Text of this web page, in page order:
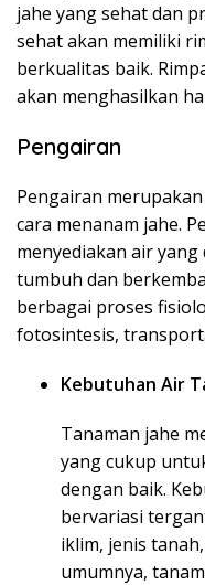
jahe yang sehat dan
sehat akan memiliki
berkualitas baik.
akan menghasilkan
Pengairan
Pengairan
cara menanam jahe.
menyediakan air
tumbuh dan
berbagai proses
fotosintesis,
Kebutuhan Air
Tanaman jahe
yang cukup
dengan baik.
bervariasi
iklim, jenis
umumnya,